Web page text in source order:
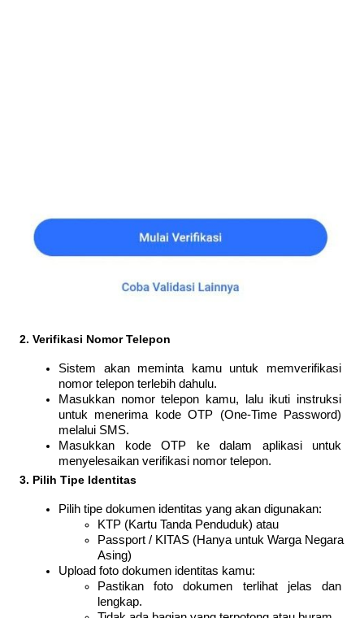
2. Verifikasi Nomor Telepon
Sistem akan meminta kamu untuk memverifikasi
nomor telepon terlebih dahulu.
Masukkan nomor telepon kamu, lalu ikuti instruksi
untuk menerima kode OTP (One-Time Password)
melalui SMS.
Masukkan kode OTP ke dalam aplikasi untuk
menyelesaikan verifikasi nomor telepon.
3. Pilih Tipe Identitas
Pilih tipe dokumen identitas yang akan digunakan:
KTP (Kartu Tanda Penduduk) atau
Passport / KITAS (Hanya untuk Warga Negara
Asing)
Upload foto dokumen identitas kamu:
Pastikan foto dokumen terlihat jelas dan
lengkap.